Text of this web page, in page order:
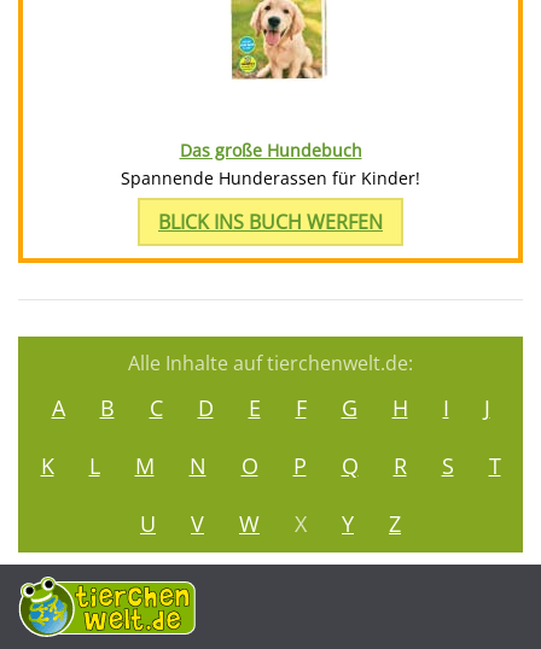
Das große Hundebuch
Spannende Hunderassen für Kinder!
BLICK INS BUCH WERFEN
Alle Inhalte auf tierchenwelt.de:
A B C D E F G H I
J
K
L M N O P Q R S
T
U
V W X Y Z